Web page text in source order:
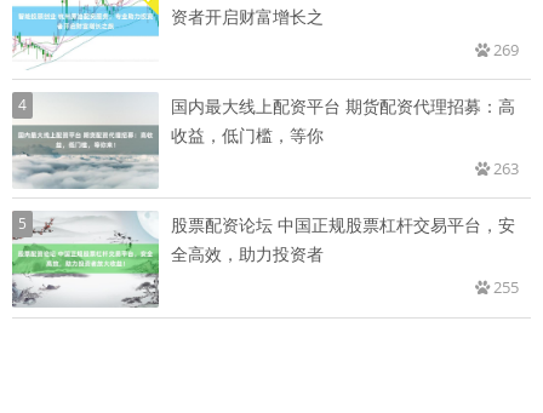
资者开启财富增长之
269
4
国内最大线上配资平台 期货配资代理招募：高
收益，低门槛，等你
263
5
股票配资论坛 中国正规股票杠杆交易平台，安
全高效，助力投资者
255